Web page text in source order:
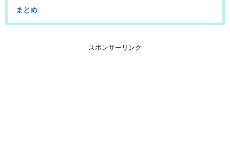
まとめ
スポンサーリンク